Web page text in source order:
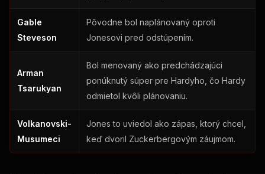
Gable
Steveson
Pôvodne bol naplánovaný oproti
Jonesovi pred odstúpením.
Arman
Tsarukyan
Bol menovaný ako predchádzajúci
ponúknutý súper pre Hardyho, čo Hardy
odmietol kvôli plánovaniu.
Volkanovski-
Musumeci
Jones to uviedol ako zápas, ktorý chcel,
keď dvoril Zuckerbergovým záujmom.